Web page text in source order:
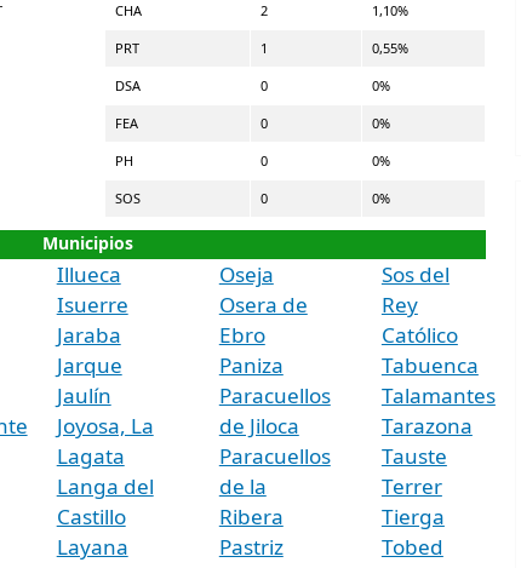
CHA 2 1,10%
PRT 1 0,55%
DSA 0 0%
FEA 0 0%
PH 0 0%
SOS 0 0%
Municipios
Illueca
Isuerre
Jaraba
Jarque
Jaulín
Joyosa, La
Lagata
Langa del
Castillo
Layana
Oseja
Osera de
Ebro
Paniza
Paracuellos
de Jiloca
Paracuellos
de la
Ribera
Pastriz
Sos del
Rey
Católico
Tabuenca
Talamantes
Tarazona
Tauste
Terrer
Tierga
Tobed